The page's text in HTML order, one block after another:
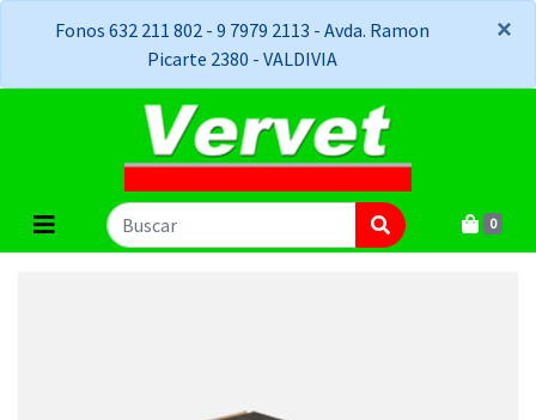
Fonos 632 211 802 - 9 7979 2113 - Avda. Ramon
Picarte 2380 - VALDIVIA
×
×
0